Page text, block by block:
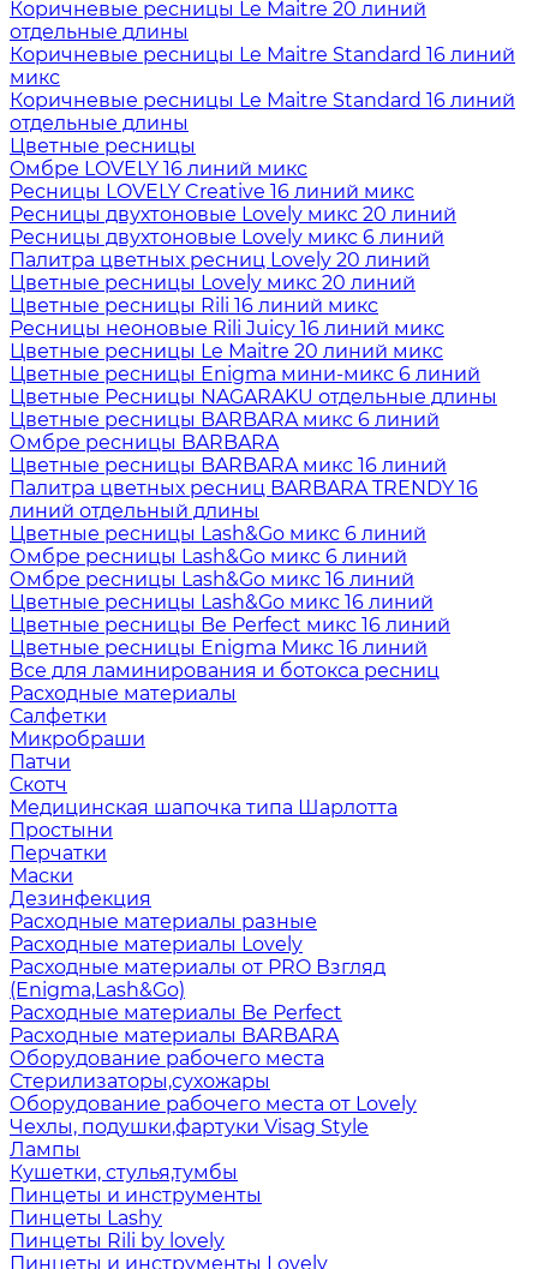
Коричневые ресницы Le Maitre 20 линий
отдельные длины
Коричневые ресницы Le Maitre Standard 16 линий
микс
Коричневые ресницы Le Maitre Standard 16 линий
отдельные длины
Цветные ресницы
Oмбре LOVELY 16 линий микс
Ресницы LOVELY Creative 16 линий микс
Ресницы двухтоновые Lovely микс 20 линий
Ресницы двухтоновые Lovely микс 6 линий
Палитра цветных ресниц Lovely 20 линий
Цветные ресницы Lovely микс 20 линий
Цветные ресницы Rili 16 линий микс
Ресницы неоновые Rili Juicy 16 линий микс
Цветные ресницы Le Maitre 20 линий микс
Цветные ресницы Enigma мини-микс 6 линий
Цветные Ресницы NAGARAKU отдельные длины
Цветные ресницы BARBARA микс 6 линий
Омбре ресницы BARBARA
Цветные ресницы BARBARA микс 16 линий
Палитра цветных ресниц BARBARA TRENDY 16
линий отдельный длины
Цветные ресницы Lash&Go микс 6 линий
Омбре ресницы Lash&Go микс 6 линий
Омбре ресницы Lash&Go микс 16 линий
Цветные ресницы Lash&Go микс 16 линий
Цветные ресницы Be Perfect микс 16 линий
Цветные ресницы Enigma Микс 16 линий
Все для ламинирования и ботокса ресниц
Расходные материалы
Салфетки
Микробраши
Патчи
Скотч
Медицинская шапочка типа Шарлотта
Простыни
Перчатки
Маски
Дезинфекция
Расходные материалы разные
Расходные материалы Lovely
Расходные материалы от PRO Взгляд
(Enigma,Lash&Go)
Расходные материалы Be Perfect
Расходные материалы BARBARA
Оборудование рабочего места
Стерилизаторы,сухожары
Оборудование рабочего места от Lovely
Чехлы, подушки,фартуки Visag Style
Лампы
Кушетки, стулья,тумбы
Пинцеты и инструменты
Пинцеты Lashy
Пинцеты Rili by lovely
Пинцеты и инструменты Lovely